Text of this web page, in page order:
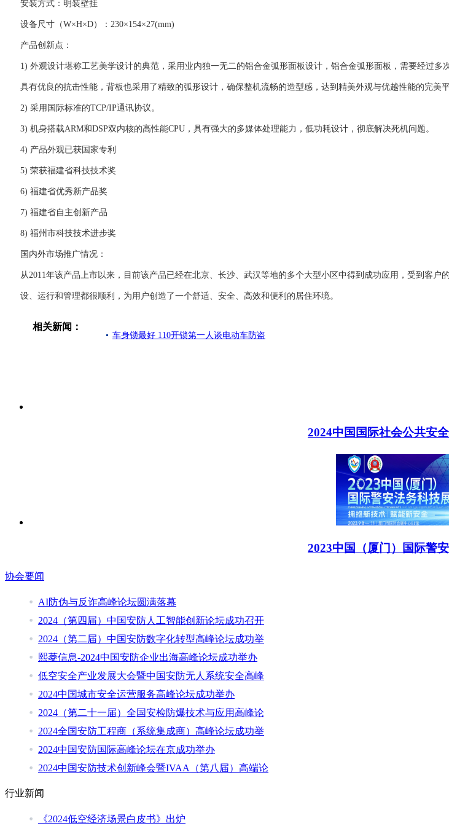
安装方式：明装壁挂
设备尺寸（W×H×D）：230×154×27(mm)
产品创新点：
1) 外观设计堪称工艺美学设计的典范，采用业内独一无二的铝合金弧形面板设计，铝合金弧形面板，需要经过
具有优良的抗击性能，背板也采用了精致的弧形设计，确保整机流畅的造型感，达到精美外观与优越性能的完美平
2) 采用国际标准的TCP/IP通讯协议。
3) 机身搭载ARM和DSP双内核的高性能CPU，具有强大的多媒体处理能力，低功耗设计，彻底解决死机问题。
4) 产品外观已获国家专利
5) 荣获福建省科技技术奖
6) 福建省优秀新产品奖
7) 福建省自主创新产品
8) 福州市科技技术进步奖
国内外市场推广情况：
从2011年该产品上市以来，目前该产品已经在北京、长沙、武汉等地的多个大型小区中得到成功应用，受到客
设、运行和管理都很顺利，为用户创造了一个舒适、安全、高效和便利的居住环境。
相关新闻：
车身锁最好 110开锁第一人谈电动车防盗
2024中国国际社会公共安
2023中国（厦门）国际警
协会要闻
AI防伪与反诈高峰论坛圆满落幕
2024（第四届）中国安防人工智能创新论坛成功召开
2024（第二届）中国安防数字化转型高峰论坛成功举
熙菱信息-2024中国安防企业出海高峰论坛成功举办
低空安全产业发展大会暨中国安防无人系统安全高峰
2024中国城市安全运营服务高峰论坛成功举办
2024（第二十一届）全国安检防爆技术与应用高峰论
2024全国安防工程商（系统集成商）高峰论坛成功举
2024中国安防国际高峰论坛在京成功举办
2024中国安防技术创新峰会暨IVAA（第八届）高端论
行业新闻
《2024低空经济场景白皮书》出炉